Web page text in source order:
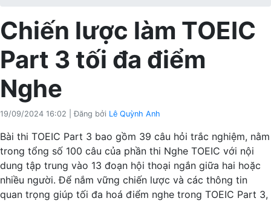
Chiến lược làm TOEIC
Part 3 tối đa điểm
Nghe
19/09/2024 16:02 Đăng bởi Lê Quỳnh Anh
Bài thi TOEIC Part 3 bao gồm 39 câu hỏi trắc nghiệm, nằm
trong tổng số 100 câu của phần thi Nghe TOEIC với nội
dung tập trung vào 13 đoạn hội thoại ngắn giữa hai hoặc
nhiều người. Để nắm vững chiến lược và các thông tin
quan trọng giúp tối đa hoá điểm nghe trong TOEIC Part 3,